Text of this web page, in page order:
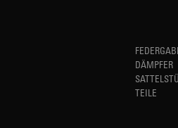
DÄMPFER
TEILE